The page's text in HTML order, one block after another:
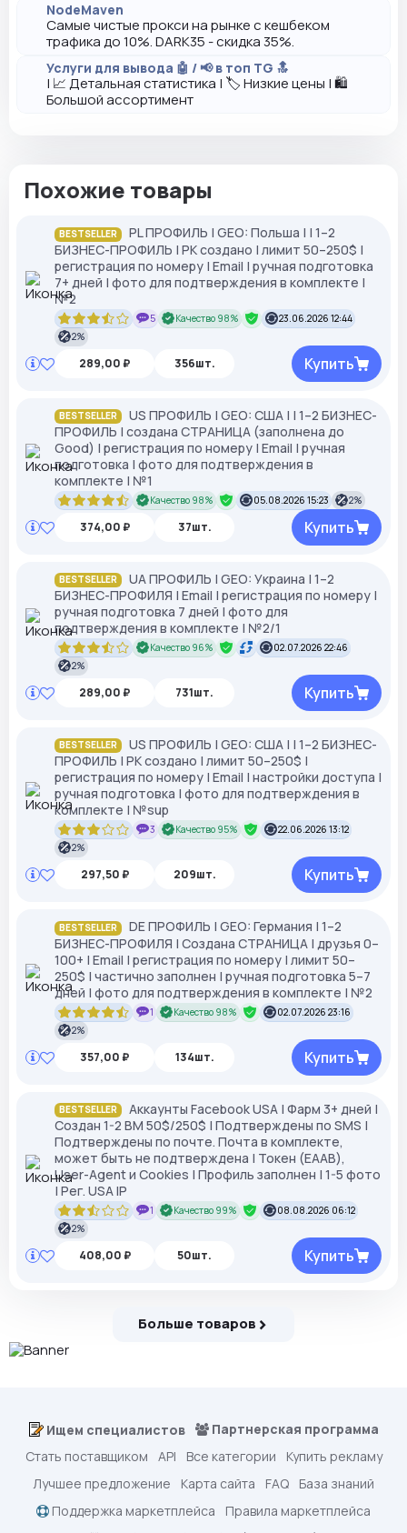
NodeMaven
Самые чистые прокси на рынке с кешбеком
трафика до 10%. DARK35 - скидка 35%.
Услуги для вывода 🤖 / 📢 в топ TG 🔝
| 📈 Детальная статистика | 🏷️ Низкие цены | 🛍️
Большой ассортимент
Похожие товары
BESTSELLER
PL ПРОФИЛЬ | GEO: Польша | | 1–2
БИЗНЕС-ПРОФИЛЬ | РК создано | лимит 50–250$ |
регистрация по номеру | Email | ручная подготовка
7+ дней | фото для подтверждения в комплекте |
№2
5 Качество 98%
23.06.2026 12:44
2%
289,00 ₽ 356шт. Купить
BESTSELLER
US ПРОФИЛЬ | GEO: США | | 1–2 БИЗНЕС-
ПРОФИЛЬ | создана СТРАНИЦА (заполнена до
Good) | регистрация по номеру | Email | ручная
подготовка | фото для подтверждения в
комплекте | №1
Качество 98% 05.08.2026 15:23 2%
374,00 ₽ 37шт. Купить
BESTSELLER
UA ПРОФИЛЬ | GEO: Украина | 1–2
БИЗНЕС-ПРОФИЛЯ | Email | регистрация по номеру |
ручная подготовка 7 дней | фото для
подтверждения в комплекте | №2/1
Качество 96%
02.07.2026 22:46
2%
289,00 ₽ 731шт. Купить
BESTSELLER
US ПРОФИЛЬ | GEO: США | | 1–2 БИЗНЕС-
ПРОФИЛЬ | РК создано | лимит 50–250$ |
регистрация по номеру | Email | настройки доступа |
ручная подготовка | фото для подтверждения в
комплекте | №sup
3 Качество 95%
22.06.2026 13:12
2%
297,50 ₽ 209шт. Купить
BESTSELLER
DE ПРОФИЛЬ | GEO: Германия | 1–2
БИЗНЕС-ПРОФИЛЯ | Создана СТРАНИЦА | друзья 0–
100+ | Email | регистрация по номеру | лимит 50–
250$ | частично заполнен | ручная подготовка 5–7
дней | фото для подтверждения в комплекте | №2
1 Качество 98%
02.07.2026 23:16
2%
357,00 ₽ 134шт. Купить
BESTSELLER
Аккаунты Facebook USA | Фарм 3+ дней |
Создан 1-2 BM 50$/250$ | Подтверждены по SMS |
Подтверждены по почте. Почта в комплекте,
может быть не подтверждена | Токен (EAAB),
User-Agent и Cookies | Профиль заполнен | 1-5 фото
| Рег. USA IP
1 Качество 99%
08.08.2026 06:12
2%
408,00 ₽ 50шт. Купить
Больше товаров
Ищем специалистов
Партнерская программа
Стать поставщиком
API Все категории
Купить рекламу
Лучшее предложение
Карта сайта FAQ
База знаний
Поддержка маркетплейса
Правила маркетплейса